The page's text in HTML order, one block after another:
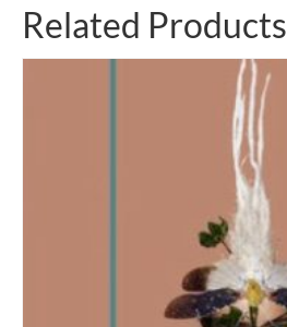
Related Products